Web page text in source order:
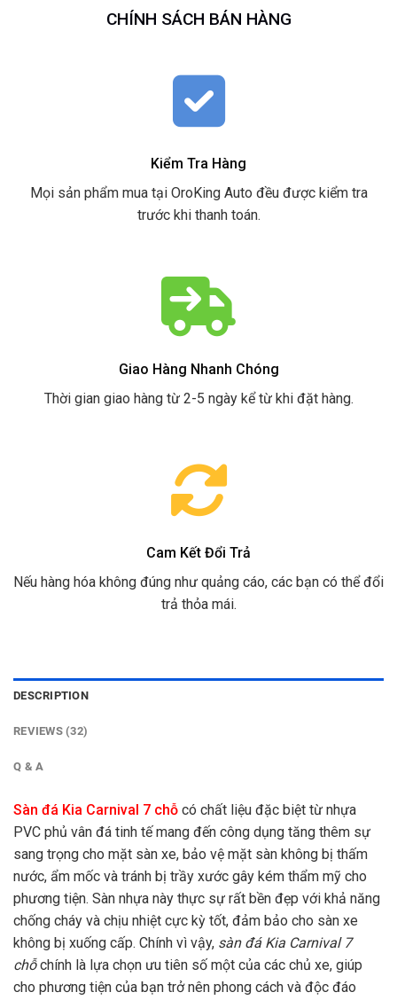
CHÍNH SÁCH BÁN HÀNG
Kiểm Tra Hàng
Mọi sản phẩm mua tại OroKing Auto đều được kiểm tra
trước khi thanh toán.
Giao Hàng Nhanh Chóng
Thời gian giao hàng từ 2-5 ngày kể từ khi đặt hàng.
Cam Kết Đổi Trả
Nếu hàng hóa không đúng như quảng cáo, các bạn có thể đổi
trả thỏa mái.
DESCRIPTION
REVIEWS (32)
Q & A
Sàn đá Kia Carnival 7 chỗ có chất liệu đặc biệt từ nhựa
PVC phủ vân đá tinh tế mang đến công dụng tăng thêm sự
sang trọng cho mặt sàn xe, bảo vệ mặt sàn không bị thấm
nước, ẩm mốc và tránh bị trầy xước gây kém thẩm mỹ cho
phương tiện. Sàn nhựa này thực sự rất bền đẹp với khả năng
chống cháy và chịu nhiệt cực kỳ tốt, đảm bảo cho sàn xe
không bị xuống cấp. Chính vì vậy, sàn đá Kia Carnival 7
chỗchính là lựa chọn ưu tiên số một của các chủ xe, giúp
cho phương tiện của bạn trở nên phong cách và độc đáo